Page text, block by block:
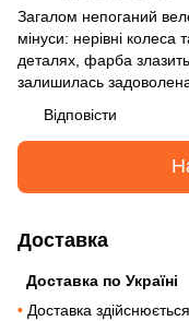
Загалом непоганий
мінуси: нерівні колеса
деталях, фарба
залишилась
Відповісти
Доставка
Доставка по Україні
• Доставка